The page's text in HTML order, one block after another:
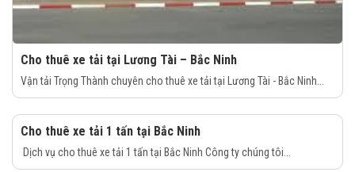
Cho thuê xe tải tại Lương Tài – Bắc Ninh
Vận tải Trọng Thành chuyên cho thuê xe tải tại Lương Tài - Bắc Ninh...
Cho thuê xe tải 1 tấn tại Bắc Ninh
Dịch vụ cho thuê xe tải 1 tấn tại Bắc Ninh Công ty chúng tôi...